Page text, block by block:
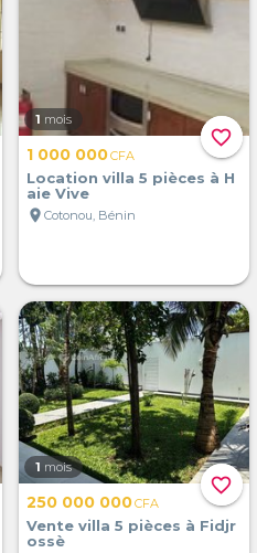
favorite_border
1 mois
1 000 000CFA
Location villa 5 pièces à H
aie Vive
location_on Cotonou, Bénin
favorite_border
1 mois
250 000 000CFA
Vente villa 5 pièces à Fidjr
ossè